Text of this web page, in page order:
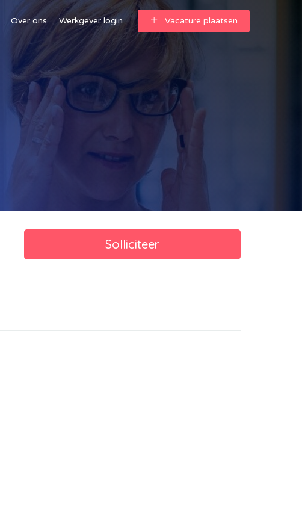
Over ons Werkgever login Vacature plaatsen